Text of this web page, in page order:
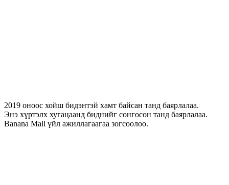
2019 оноос хойш бидэнтэй хамт байсан танд баярлалаа.
Энэ хүртэлх хугацаанд биднийг сонгосон танд баярлалаа.
Banana Mall үйл ажиллагаагаа зогсоолоо.